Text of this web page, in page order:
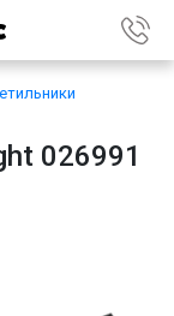
026991